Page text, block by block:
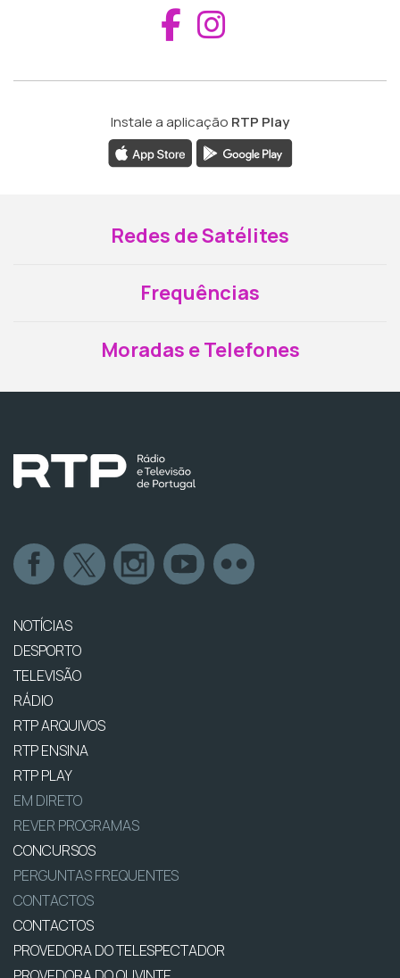
Aceder ao
Instale a aplicação RTP Play
Redes de Satélites
Frequências
Moradas e Telefones
NOTÍCIAS
DESPORTO
TELEVISÃO
RÁDIO
RTP ARQUIVOS
RTP ENSINA
RTP PLAY
EM DIRETO
REVER PROGRAMAS
CONCURSOS
PERGUNTAS FREQUENTES
CONTACTOS
CONTACTOS
PROVEDORA DO TELESPECTADOR